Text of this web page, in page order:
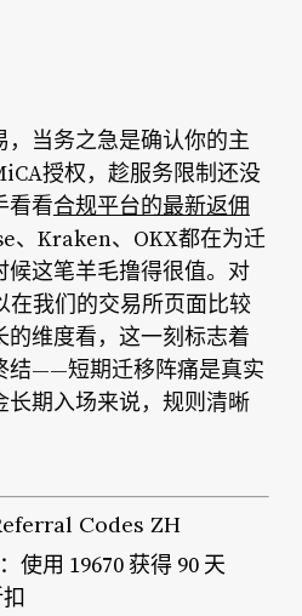
当务之急是确认你的主
授权，趁服务限制还没
看看合规平台的最新返佣
、Kraken、OKX都在为迁
候这笔羊毛撸得很值。对
在我们的交易所页面比较
的维度看，这一刻标志着
结——短期迁移阵痛是真实
期入场来说，规则清晰
Codes ZH
使用 19670 获得 90 天